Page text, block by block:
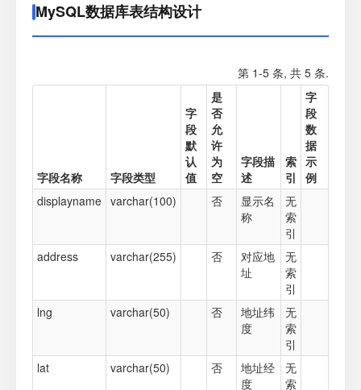
MySQL数据库表结构设计
第 1-5 条, 共 5 条.
字段名称 字段类型
字
段
默
认
值
是
否
允
许
为
空
字段描
述
索
引
字
段
数
据
示
例
displayname varchar(100) 否
显示名
称
无
索
引
address
varchar(255) 否
对应地
址
无
索
引
lng
varchar(50) 否
地址纬
度
无
索
引
lat
varchar(50) 否
地址经
度
无
索